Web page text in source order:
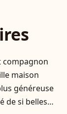
compagnon
maison
généreuse
de si belles